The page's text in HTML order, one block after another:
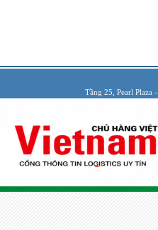
Tầng 25, Pearl